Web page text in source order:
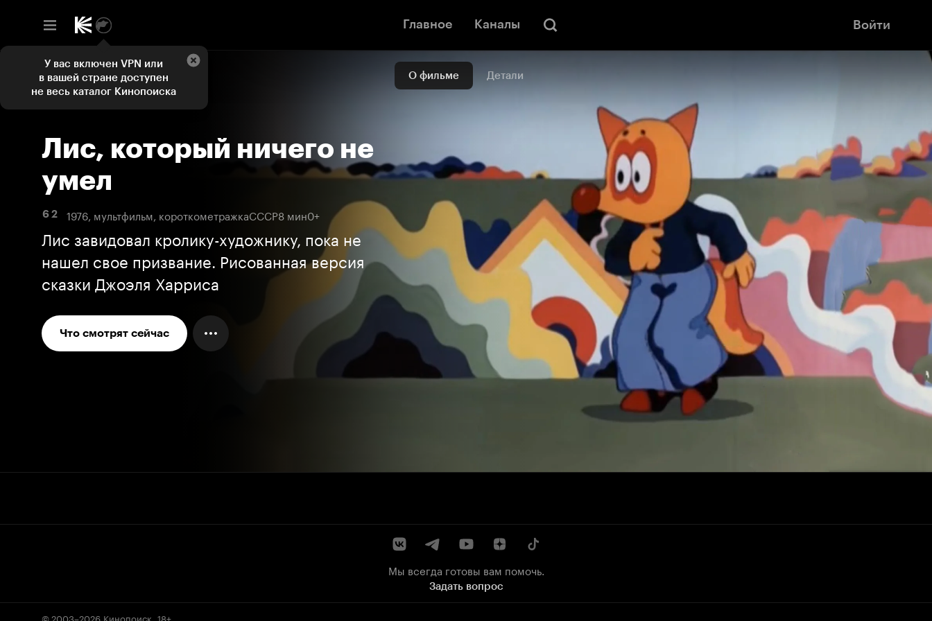
Главное Каналы Войти
О фильме Детали
Лис, который ничего не
умел
6 2 1976, мультфильм, короткометражкаСССР8 мин0+
Лис завидовал кролику-художнику, пока не
нашел свое призвание. Рисованная версия
сказки Джоэля Харриса
Что смотрят сейчас
Мы всегда готовы вам помочь.
Задать вопрос
© 2003–2026 Кинопоиск 18+
У вас включен VPN или
в вашей стране доступен
не весь каталог Кинопоиска